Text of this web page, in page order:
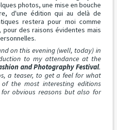
photos, une mise en bouche
d'une édition qui au delà de
restera pour moi comme
des raisons évidentes mais
on this evening (well, today) in
to my attendance at the
and Photography Festival.
a teaser, to get a feel for what
the most interesting editions
obvious reasons but also for